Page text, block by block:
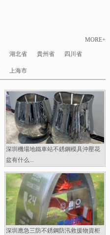
MORE+
湖北省 貴州省 四川省
上海市
深圳機場地鐵車站不銹鋼模具沖壓花
盆有什么...
深圳應急三防不銹鋼防汛救援物資柜